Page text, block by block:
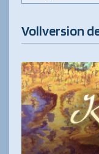
Vollversion